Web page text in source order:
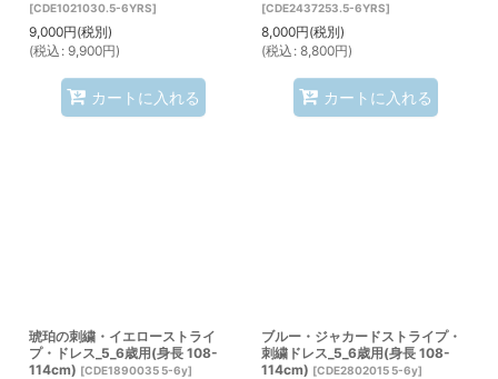
[CDE1021030.5-6YRS]
9,000円(税別)
(税込 : 9,900円)
カートに入れる
[CDE2437253.5-6YRS]
8,000円(税別)
(税込 : 8,800円)
カートに入れる
琥珀の刺繍・イエローストライ
プ・ドレス_5_6歳用(身長 108-
114cm) [CDE1890035 5-6y]
ブルー・ジャカードストライプ・
刺繍ドレス_5_6歳用(身長 108-
114cm) [CDE2802015 5-6y]